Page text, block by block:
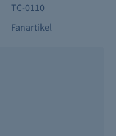
TC-0110
Fanartikel